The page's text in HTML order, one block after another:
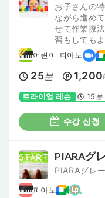
お子さんの
ながら進め
せて作業療
習もしても
어린이 피아노
25분 1,200
트라이얼 레슨 15 분
수강 신청
PIARAグ
PIARAグレ
피아노